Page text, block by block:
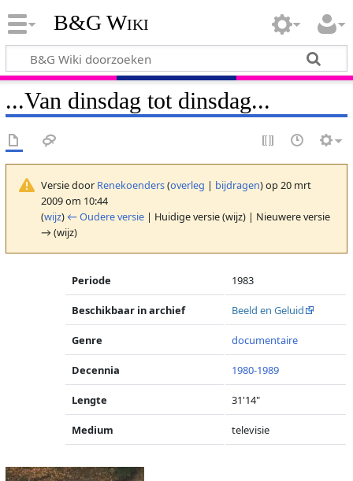
B&G Wiki
...Van dinsdag tot dinsdag...
Versie door Renekoenders(overleg | bijdragen)op 20 mrt
2009 om 10:44
(wijz) ← Oudere versie| Huidige versie (wijz) | Nieuwere versie
→ (wijz)
Periode 1983
Beschikbaar in archief Beeld en Geluid
Genre documentaire
Decennia 1980-1989
Lengte 31'14"
Medium televisie